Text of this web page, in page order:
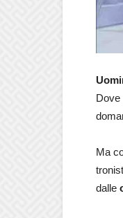
Dove
Ma
dalle